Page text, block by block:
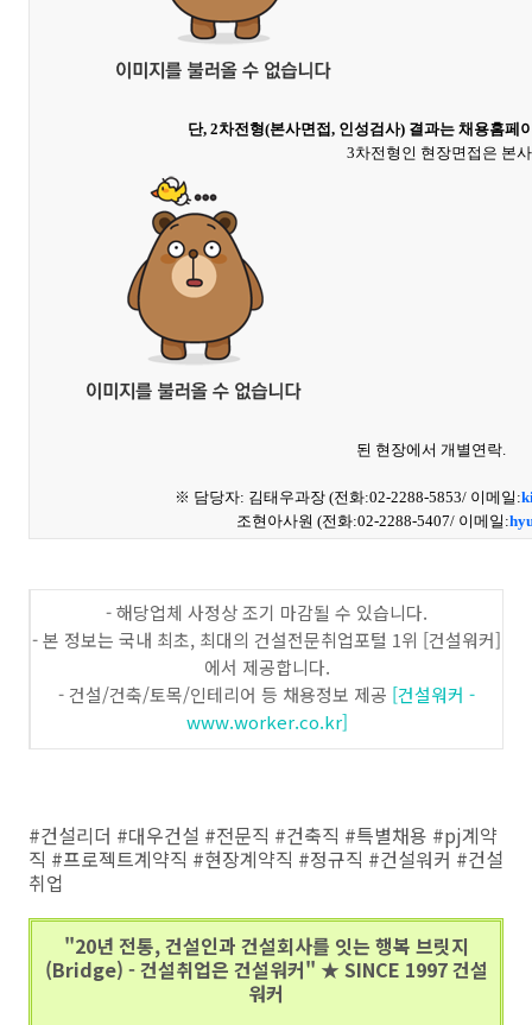
단, 2차전형(본사면접, 인성검사) 결과는 채용홈페
3차전형인 현장면접은 본
된 현장에서 개별연락.
※ 담당자: 김태우과장 (전화:02-2288-5853/ 이메일:
조현아사원 (전화:02-2288-5407/ 이메일:
- 해당업체 사정상 조기 마감될 수 있습니다.
- 본 정보는 국내 최초, 최대의 건설전문취업포털 1위 [건설워커]
에서 제공합니다.
- 건설/건축/토목/인테리어 등 채용정보 제공 [건설워커 -
www.worker.co.kr]
#건설리더 #대우건설 #전문직 #건축직 #특별채용 #pj계약
직 #프로젝트계약직 #현장계약직 #정규직 #건설워커 #건설
취업
"20년 전통, 건설인과 건설회사를 잇는 행복 브릿지
(Bridge) - 건설취업은 건설워커" ★ SINCE 1997 건설
워커